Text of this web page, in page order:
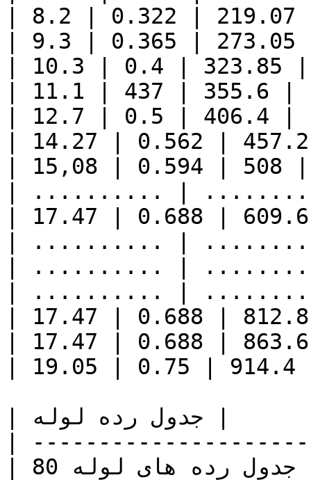
| 8.2 | 0.322 |
| 9.3 | 0.365 |
| 10.3 | 0.4 | 323.85
| 11.1 | 437 | 355.6 |
| 12.7 | 0.5 | 406.4 |
| 14.27 | 0.562 |
| 15,08 | 0.594 | 508
| .......... | ..........
| 17.47 | 0.688 |
| .......... | ..........
| .......... | ..........
| .......... | ..........
| 17.47 | 0.688 |
| 17.47 | 0.688 |
| 19.05 | 0.75 |
|